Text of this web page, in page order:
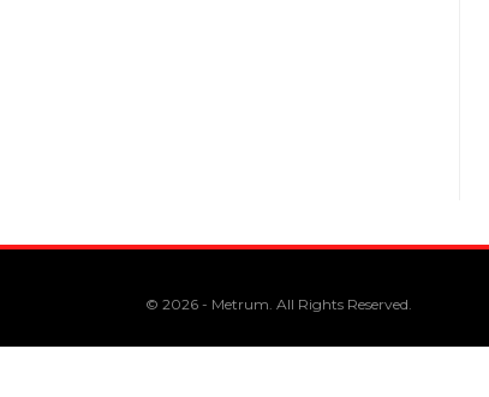
© 2026 - Metrum. All Rights Reserved.